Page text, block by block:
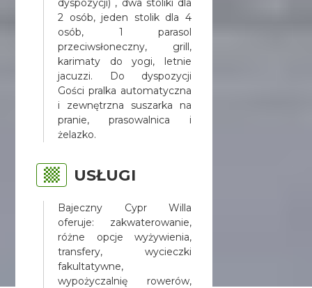
dyspozycji) , dwa stoliki dla
2 osób, jeden stolik dla 4
osób, 1 parasol
przeciwsłoneczny, grill,
karimaty do yogi, letnie
jacuzzi. Do dyspozycji
Gości pralka automatyczna
i zewnętrzna suszarka na
pranie, prasowalnica i
żelazko.
USŁUGI
Bajeczny Cypr Willa
oferuje: zakwaterowanie,
różne opcje wyżywienia,
transfery, wycieczki
fakultatywne,
wypożyczalnię rowerów,